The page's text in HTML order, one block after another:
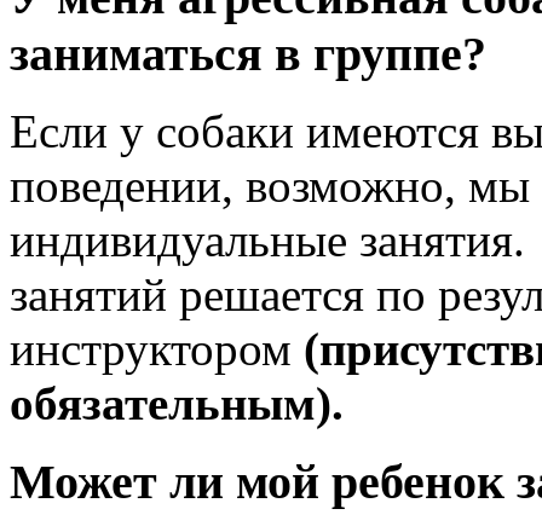
заниматься в группе?
Если у собаки имеются
поведении, возможно,
индивидуальные
занятий решается по
инструктором
обязательным).
Может ли мой ребенок